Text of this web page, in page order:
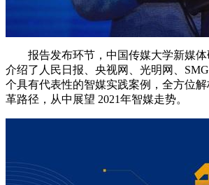
报告发布环节，中国传媒大学新媒体
介绍了人民日报、央视网、光明网、
个具有代表性的智媒实践案例，全方位
革路径，从中展望 2021年智媒走势。